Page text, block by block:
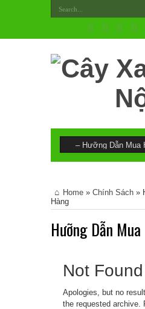
Home » Chính Sách »
Hàng
Hưỡng Dẫn
Not Found
Apologies, but no
the requested archive.